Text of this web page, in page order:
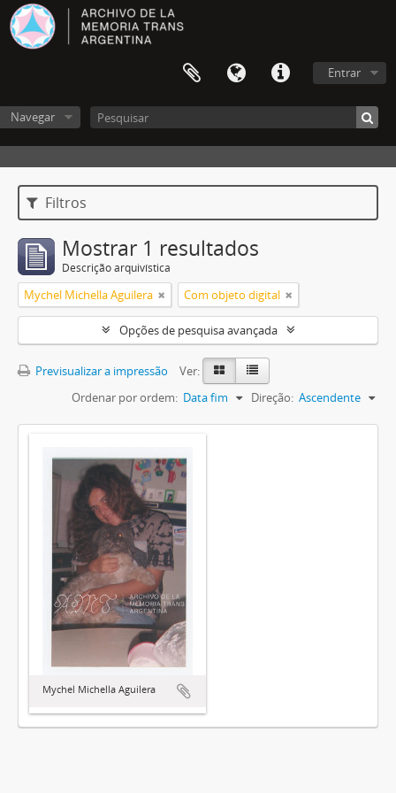
Entrar
Navegar
Filtros
Mostrar 1 resultados
Descrição arquivística
Mychel Michella Aguilera Com objeto digital
Opções de pesquisa avançada
Previsualizar a impressão
Ver:
Ordenar por ordem: Data fim Direção: Ascendente
Mychel Michella Aguilera